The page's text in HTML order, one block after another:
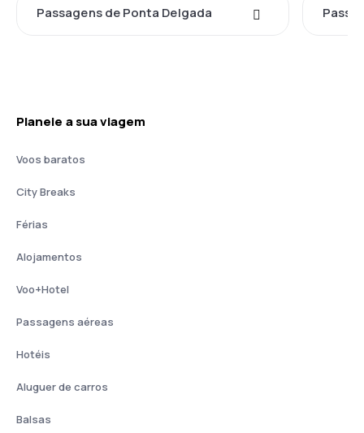
Passagens de Ponta Delgada
Planeie a sua viagem
Voos baratos
City Breaks
Férias
Alojamentos
Voo+Hotel
Passagens aéreas
Hotéis
Aluguer de carros
Balsas